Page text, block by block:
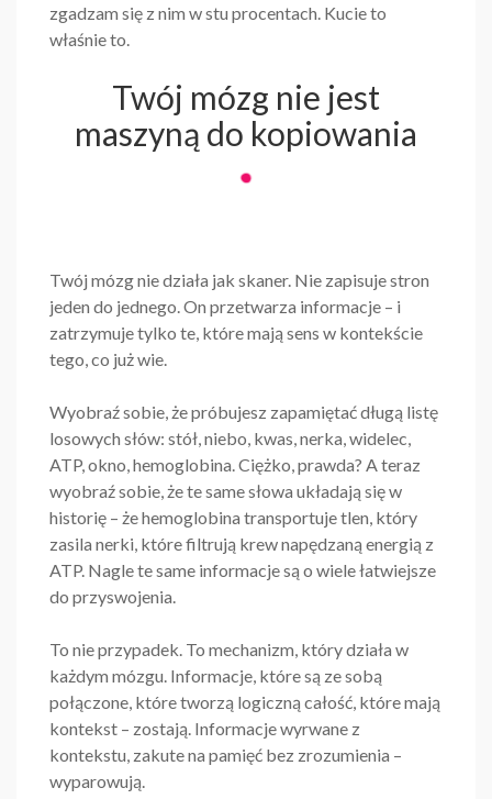
zgadzam się z nim w stu procentach. Kucie to
właśnie to.
Twój mózg nie jest
maszyną do kopiowania
Twój mózg nie działa jak skaner. Nie zapisuje stron
jeden do jednego. On przetwarza informacje – i
zatrzymuje tylko te, które mają sens w kontekście
tego, co już wie.
Wyobraź sobie, że próbujesz zapamiętać długą listę
losowych słów: stół, niebo, kwas, nerka, widelec,
ATP, okno, hemoglobina. Ciężko, prawda? A teraz
wyobraź sobie, że te same słowa układają się w
historię – że hemoglobina transportuje tlen, który
zasila nerki, które filtrują krew napędzaną energią z
ATP. Nagle te same informacje są o wiele łatwiejsze
do przyswojenia.
To nie przypadek. To mechanizm, który działa w
każdym mózgu. Informacje, które są ze sobą
połączone, które tworzą logiczną całość, które mają
kontekst – zostają. Informacje wyrwane z
kontekstu, zakute na pamięć bez zrozumienia –
wyparowują.